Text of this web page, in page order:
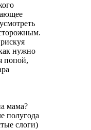
нужно
попой,
мама?
полугода
слоги)